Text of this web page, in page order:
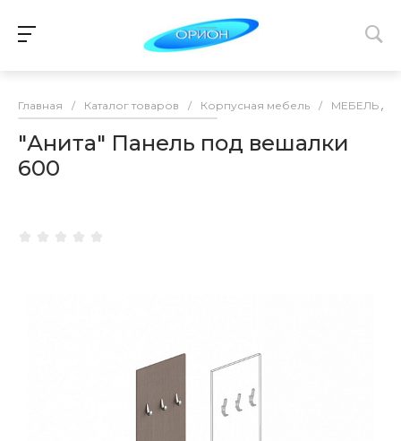
Главная / Каталог товаров / Корпусная мебель / МЕБЕЛЬ
"Анита" Панель под вешалки
600